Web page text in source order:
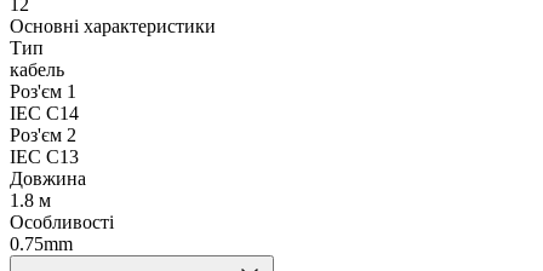
Основні характеристики
Тип
кабель
Роз'єм 1
IEC C14
Роз'єм 2
IEC C13
Довжина
1.8 м
Особливості
0.75mm